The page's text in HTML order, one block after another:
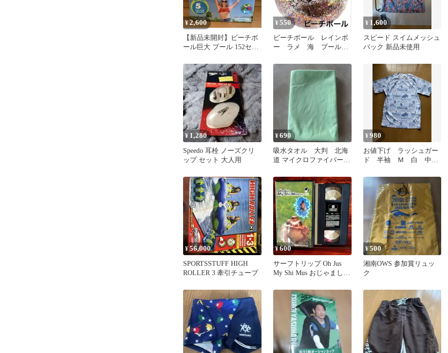
¥2,600
【新品未開封】ビーチボ
ール巨大 プール 152セン
¥ 550
ビーチボール レインボ
ー ラメ 海 プール
川遊び
¥ 1,600
スピード スイムメッシュ
バック 新品未使用
¥ 1,280
Speedo 耳栓 ノーズクリ
ップ セット 大人用
¥690
吸水タオル 大判 北海
道 マイクロファイバー
¥980
お値下げ ラッシュガー
ド 半袖 Ｍ 白 中古
¥56,000
SPORTSSTUFF HIGH
ROLLER 3 牽引チューブ
¥600
サーフトリップ Oh Jus
My Shi Mus おじゃましま
¥500
湘南OWS 参加賞リュッ
ク